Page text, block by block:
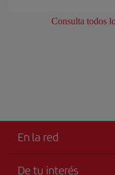
Consulta todos
En la red
De tu interés